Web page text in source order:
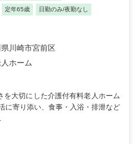
定年65歳 日勤のみ/夜勤なし
川崎市宮前区
ホーム
を大切にした介護付有料老人ホーム
に寄り添い、食事・入浴・排泄など